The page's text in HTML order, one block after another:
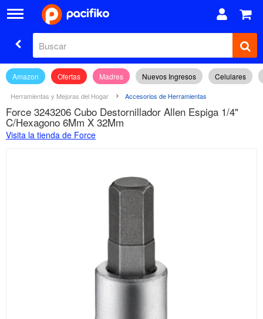
Amazon Ofertas Madres Nuevos Ingresos Celulares
Herramientas y Mejoras del Hogar Accesorios de Herramientas
Force 3243206 Cubo Destornillador Allen Espiga 1/4"
C/Hexagono 6Mm X 32Mm
Visita la tienda de Force